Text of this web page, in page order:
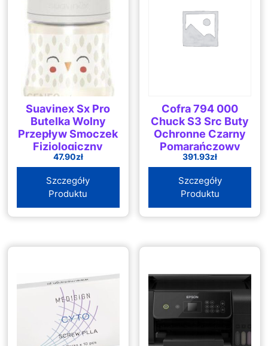
Suavinex Sx Pro
Butelka Wolny
Przepływ Smoczek
Fizjologiczny
Bonhomia 150ml
47.90zł
Szczegóły
Produktu
Cofra 794 000
Chuck S3 Src Buty
Ochronne Czarny
Pomarańczowy
391.93zł
Szczegóły
Produktu